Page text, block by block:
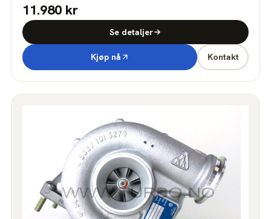
11.980 kr
Se detaljer
Kjøp nå Kontakt